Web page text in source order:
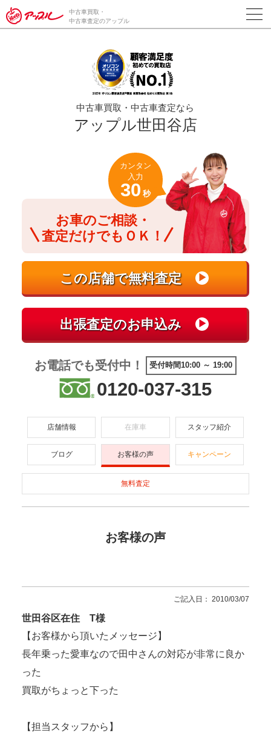
/*ABテスト_新規査定フォームの為のCVボタン*/
中古車買取・
中古車査定のアップル
中古車買取・中古車査定なら
アップル世田谷店
お車のご相談・
査定だけでもＯＫ！
カンタン
入力
30 秒
お電話でも受付中！ 受付時間10:00 ～ 19:00
0120-037-315
店舗情報 在庫車 スタッフ紹介
ブログ お客様の声 キャンペーン
無料査定
お客様の声
ご記入日： 2010/03/07
世田谷区在住 T様
【お客様から頂いたメッセージ】
長年乗った愛車なので田中さんの対応が非常に良か
った
買取がちょっと下った
【担当スタッフから】